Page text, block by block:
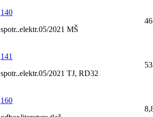
140
spotr..elektr.05/2021 MŠ
141
spotr..elektr.05/2021 TJ, RD32
160